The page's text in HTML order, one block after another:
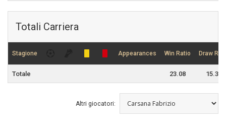
Totali Carriera
Stagione Appearances Win Ratio Draw
Totale 23.08 15.38
Altri giocatori: